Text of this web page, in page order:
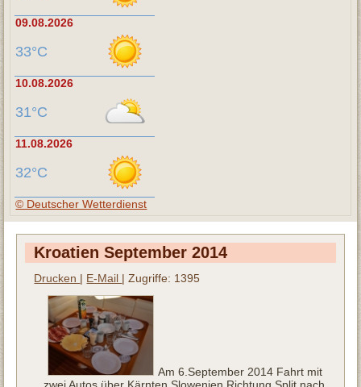
09.08.2026
33°C
10.08.2026
31°C
11.08.2026
32°C
© Deutscher Wetterdienst
Kroatien September 2014
Drucken | E-Mail | Zugriffe: 1395
Am 6.September 2014 Fahrt mit
zwei Autos über Kärnten,Slowenien Richtung Split nach